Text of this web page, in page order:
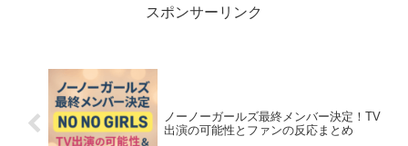
スポンサーリンク
ノーノーガールズ最終メンバー決定！TV
出演の可能性とファンの反応まとめ